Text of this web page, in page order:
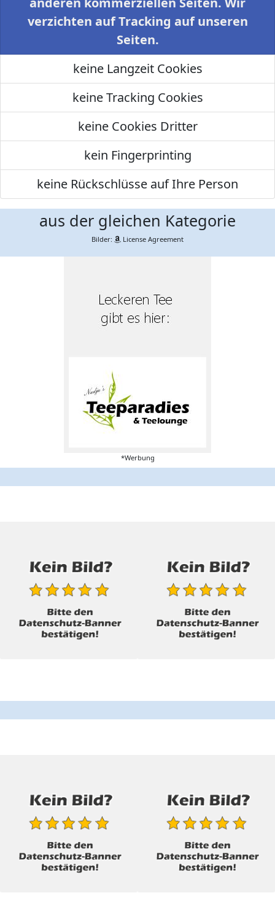
verzichten auf Tracking auf unseren
Seiten.
keine Langzeit Cookies
keine Tracking Cookies
keine Cookies Dritter
kein Fingerprinting
keine Rückschlüsse auf Ihre Person
aus der gleichen Kategorie
Bilder: License Agreement
*Werbung